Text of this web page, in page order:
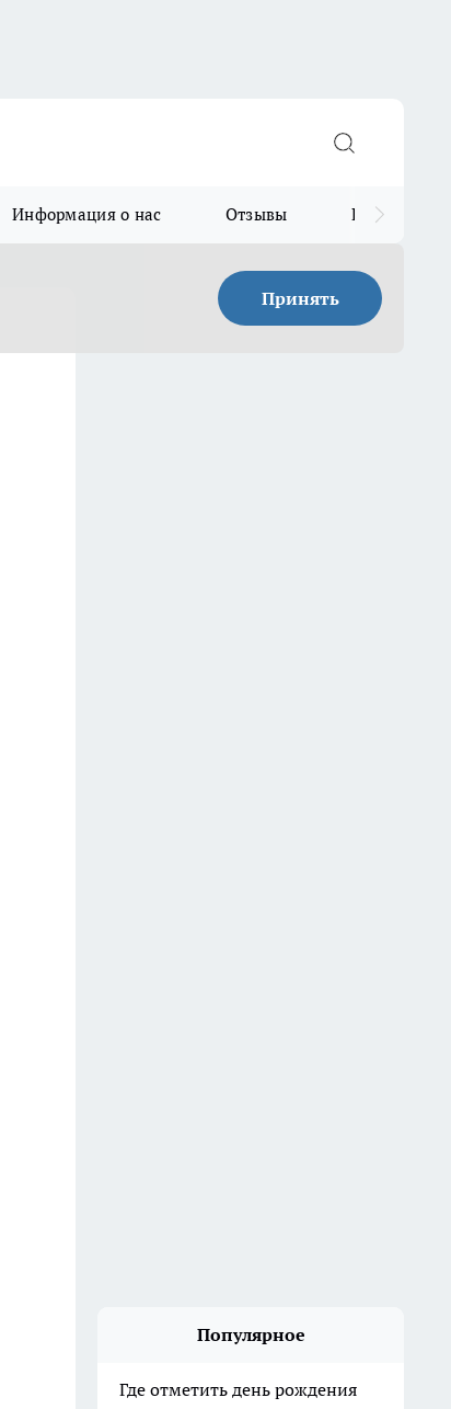
Информация о нас Отзывы Прайс для
Принять
Популярное
Где отметить день рождения